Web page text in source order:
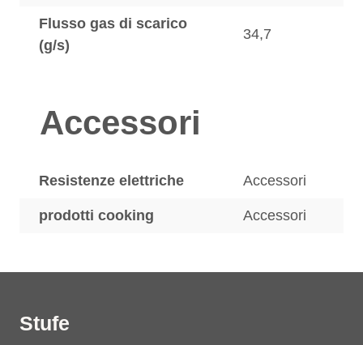
Flusso gas di scarico
(g/s)
34,7
Accessori
Resistenze elettriche Accessori
prodotti cooking Accessori
Stufe